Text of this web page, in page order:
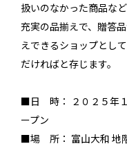
扱いのなかった商品な
充実の品揃えで、贈答
えできるショップとし
だければと存じます。
■日 時： ２０２５年１
ープン
■場 所： 富山大和 地